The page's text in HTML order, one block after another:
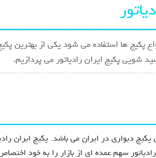
پکیج ها استفاده می شود یکی از بهترین
شویی پکیج ایران رادیاتور می پردازیم.
دیواری در ایران می باشد. پکیج ایران